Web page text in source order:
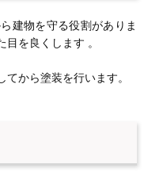
建物を守る役割がありま
を良くします 。
から塗装を行います。